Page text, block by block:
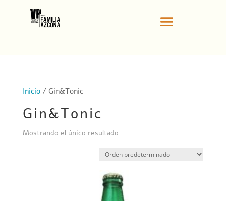
Inicio/ Gin&Tonic
Gin&Tonic
Mostrando el único resultado